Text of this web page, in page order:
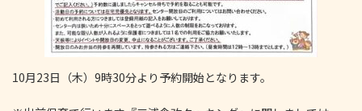
10月23日（木）9時30分より予約開始となります。